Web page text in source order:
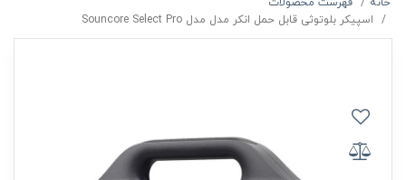
اسپیکر بلوتوثی قابل حمل انکر مدل مدل Souncore Select Pro